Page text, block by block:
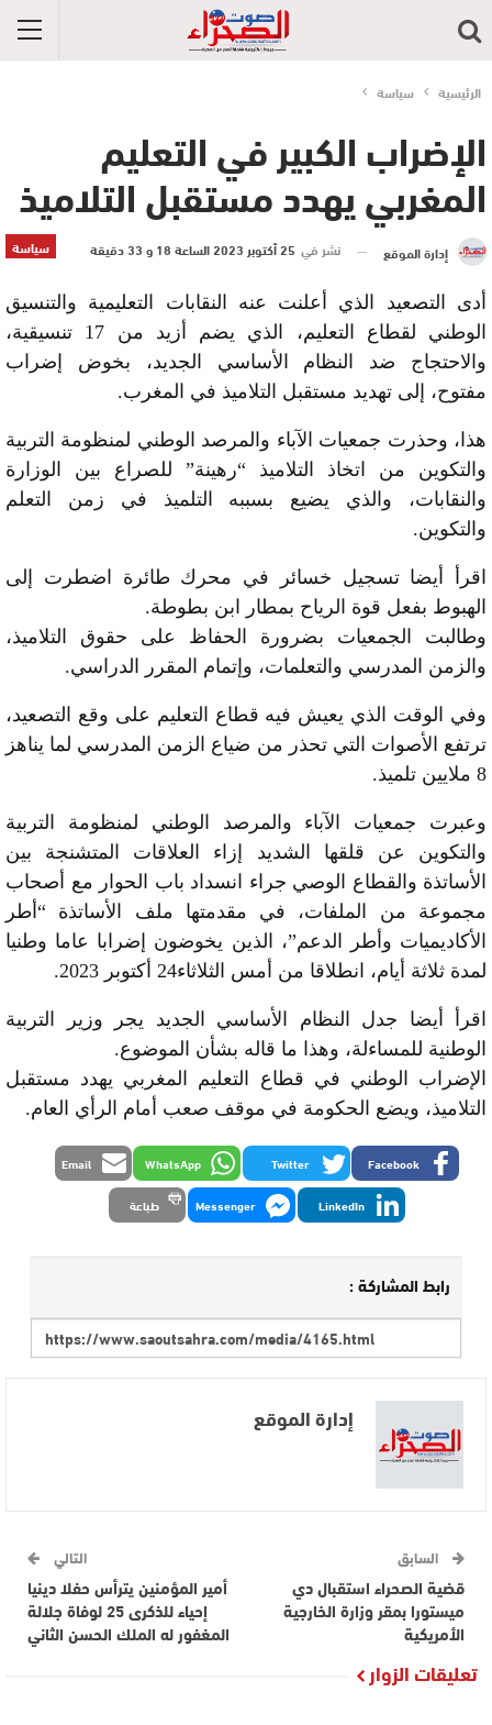
الرئيسية سياسة
الإضراب الكبير في التعليم
المغربي يهدد مستقبل التلاميذ
سياسة إدارة الموقع نشر في 25 أكتوبر 2023 الساعة 18 و 33 دقيقة
أدى التصعيد الذي أعلنت عنه النقابات التعليمية والتنسيق
الوطني لقطاع التعليم، الذي يضم أزيد من 17 تنسيقية،
والاحتجاج ضد النظام الأساسي الجديد، بخوض إضراب
مفتوح، إلى تهديد مستقبل التلاميذ في المغرب.
هذا، وحذرت جمعيات الآباء والمرصد الوطني لمنظومة التربية
والتكوين من اتخاذ التلاميذ “رهينة” للصراع بين الوزارة
والنقابات، والذي يضيع بسببه التلميذ في زمن التعلم
والتكوين.
اقرأ أيضا تسجيل خسائر في محرك طائرة اضطرت إلى
الهبوط بفعل قوة الرياح بمطار ابن بطوطة.
وطالبت الجمعيات بضرورة الحفاظ على حقوق التلاميذ،
والزمن المدرسي والتعلمات، وإتمام المقرر الدراسي.
وفي الوقت الذي يعيش فيه قطاع التعليم على وقع التصعيد،
ترتفع الأصوات التي تحذر من ضياع الزمن المدرسي لما يناهز
8 ملايين تلميذ.
وعبرت جمعيات الآباء والمرصد الوطني لمنظومة التربية
والتكوين عن قلقها الشديد إزاء العلاقات المتشنجة بين
الأساتذة والقطاع الوصي جراء انسداد باب الحوار مع أصحاب
مجموعة من الملفات، في مقدمتها ملف الأساتذة “أطر
الأكاديميات وأطر الدعم”، الذين يخوضون إضرابا عاما وطنيا
لمدة ثلاثة أيام، انطلاقا من أمس الثلاثاء24 أكتوبر 2023.
اقرأ أيضا جدل النظام الأساسي الجديد يجر وزير التربية
الوطنية للمساءلة، وهذا ما قاله بشأن الموضوع.
الإضراب الوطني في قطاع التعليم المغربي يهدد مستقبل
التلاميذ، ويضع الحكومة في موقف صعب أمام الرأي العام.
Facebook
Twitter
WhatsApp
Email
LinkedIn
Messenger طباعة
رابط المشاركة :
إدارة الموقع
السابق
قضية الصحراء استقبال دي
ميستورا بمقر وزارة الخارجية
الأمريكية
التالي
أمير المؤمنين يترأس حفلا دينيا
إحياء للذكرى 25 لوفاة جلالة
المغفور له الملك الحسن الثاني
تعليقات الزوار